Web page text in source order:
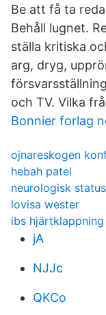
Be att få ta
Behåll lugnet.
ställa kritiska
arg, dryg,
och TV. Vilka
Bonnier forlag
ojnareskogen
hebah patel
neurologisk
lovisa wester
ibs hjärtklappning
jA
NJJc
QKCo